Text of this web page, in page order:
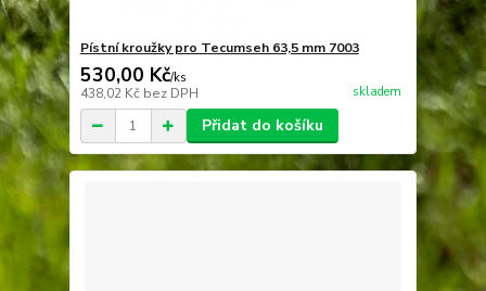
Pístní kroužky pro Tecumseh 63,5 mm 7003
530,00 Kč/ks
438,02 Kč bez DPH skladem
Přidat do košíku